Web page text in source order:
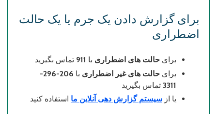
برای گزارش دادن یک جرم یا یک حالت
اضطراری
برای حالت های اضطراری با 911 تماس بگیرید
برای حالت های غیر اضطراری با
206-296-
3311 تماس بگیرید
یا از سیستم گزارش دهی آنلاین ما استفاده کنید